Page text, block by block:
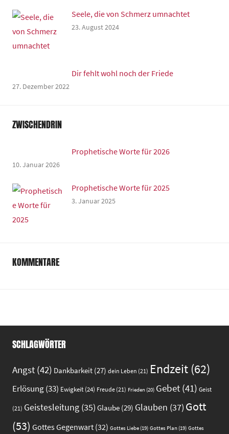
Seele, die von Schmerz umnachtet
23. August 2024
Dir fehlt wohl noch der Friede
27. Dezember 2022
ZWISCHENDRIN
Prophetische Worte für 2026
10. Januar 2026
Prophetische Worte für 2025
3. Januar 2025
KOMMENTARE
SCHLAGWÖRTER
Angst (42) Dankbarkeit (27) dein Leben (21) Endzeit (62)
Erlösung(33) Ewigkeit (24) Freude (21) Frieden (20) Gebet (41) Geist
(21) Geistesleitung (35) Glaube (29) Glauben (37) Gott
(53) Gottes Gegenwart (32) Gottes Liebe (19) Gottes Plan (19) Gottes